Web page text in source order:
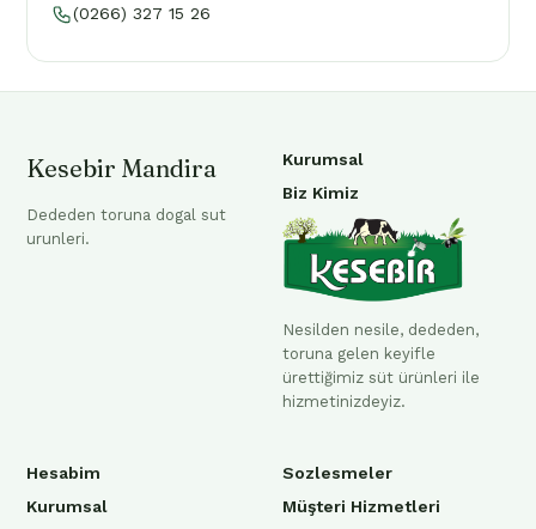
(0266) 327 15 26
Kesebir Mandira
Dededen toruna dogal sut
urunleri.
Kurumsal
Biz Kimiz
Nesilden nesile, dededen,
toruna gelen keyifle
ürettiğimiz süt ürünleri ile
hizmetinizdeyiz.
Hesabim
Kurumsal
Sozlesmeler
Müşteri Hizmetleri